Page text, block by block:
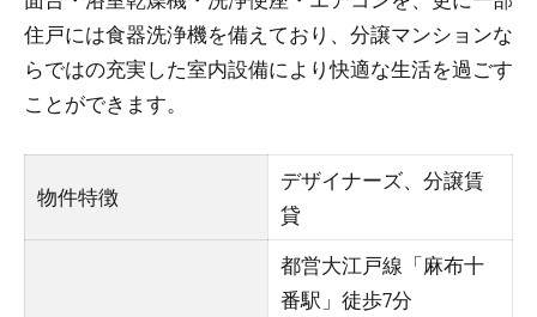
住戸には食器洗浄機を備えており、分譲マンションな
らではの充実した室内設備により快適な生活を過ごす
ことができます。
物件特徴
デザイナーズ、分譲賃
貸
都営大江戸線「麻布十
番駅」徒歩7分